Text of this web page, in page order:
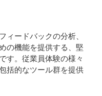
ィードバックの分析、
の機能を提供する、堅
す。従業員体験の様々
括的なツール群を提供